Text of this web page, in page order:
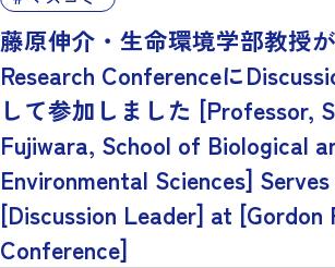
藤原伸介・生命環境学部教授
Research Conferenceに
して参加しました [Professor,
Fujiwara, School of Biological
Environmental Sciences]
[Discussion Leader] at [Gordon
Conference]